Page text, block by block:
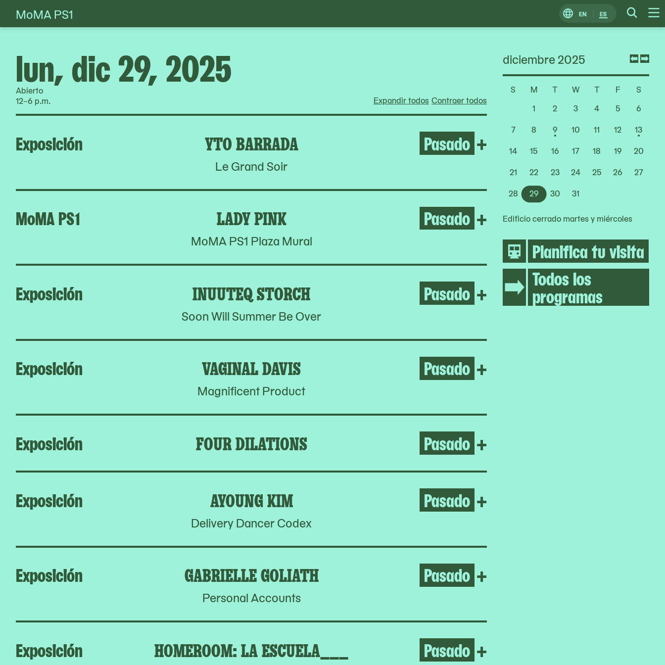
Skip
to
EN ES
Change
Locale
MoMA PS1
lun, dic 29, 2025
Abierto
12–6 p.m.
Expandir todos Contraer todos
Exposición YTO BARRADA
Le Grand Soir
Pasado + Open Yto Barrada
MoMA PS1 LADY PINK
MoMA PS1 Plaza Mural
Pasado + Open Lady Pink
Exposición INUUTEQ STORCH
Soon Will Summer Be Over
Pasado + Open Inuuteq Storch
Exposición VAGINAL DAVIS
Magnificent Product
Pasado +
Exposición FOUR DILATIONS Pasado +
Exposición AYOUNG KIM
Delivery Dancer Codex
Pasado +
Exposición GABRIELLE GOLIATH
Personal Accounts
Pasado +
Exposición HOMEROOM: LA ESCUELA___ Pasado +
diciembre 2025
S M T W T F S
Choose
1 2 3 4 5
6
7
8 9 10 11 12
13
14
15 16 17 18 19
20
21
22 23 24 25 26
27
28
29 30 31
Edificio cerrado martes y miércoles
Planifica tu visita
Todos los
programas